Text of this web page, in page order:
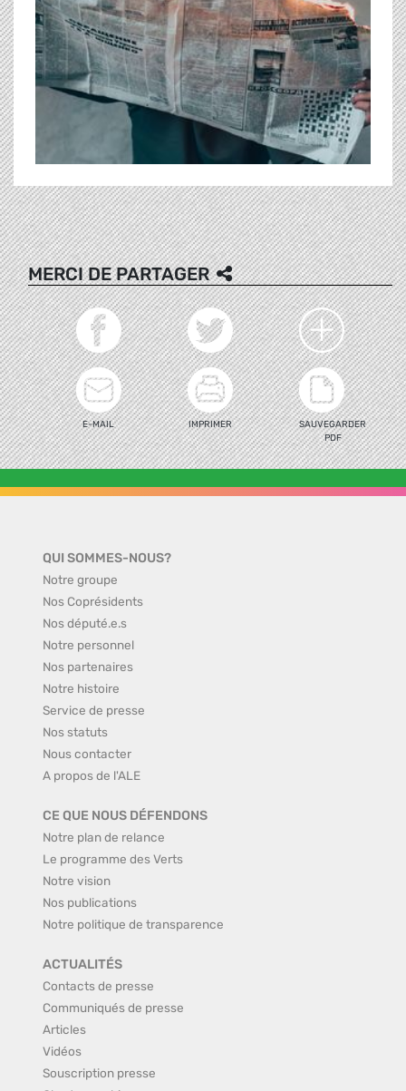
MERCI DE PARTAGER
E-MAIL IMPRIMER
SAUVEGARDER
PDF
QUI SOMMES-NOUS?
Notre groupe
Nos Coprésidents
Nos député.e.s
Notre personnel
Nos partenaires
Notre histoire
Service de presse
Nos statuts
Nous contacter
A propos de l'ALE
CE QUE NOUS DÉFENDONS
Notre plan de relance
Le programme des Verts
Notre vision
Nos publications
Notre politique de transparence
ACTUALITÉS
Contacts de presse
Communiqués de presse
Articles
Vidéos
Souscription presse